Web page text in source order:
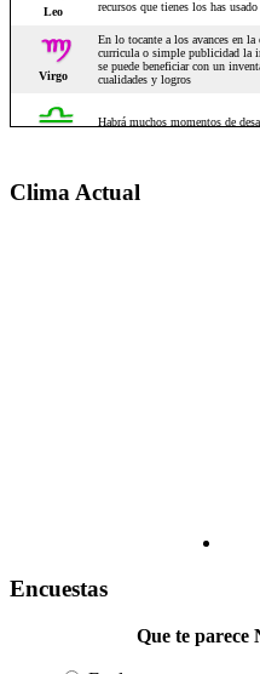
Clima Actual
Encuestas
Que te parece